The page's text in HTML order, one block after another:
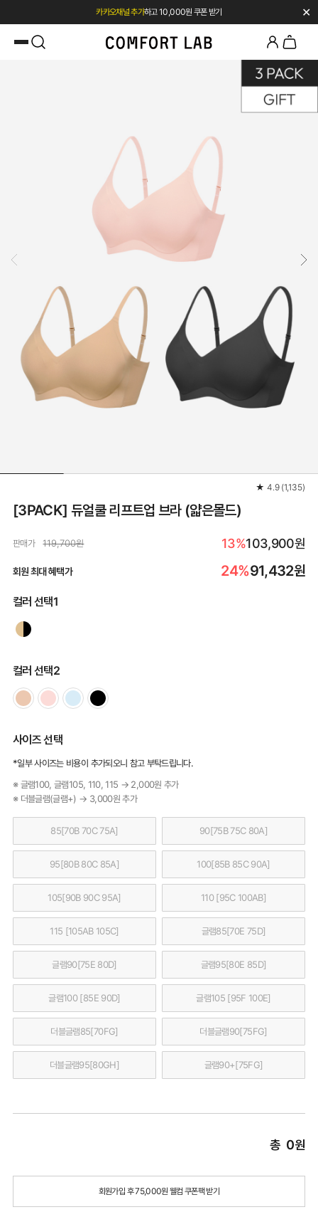
카카오채널 추가하고 10,000원 쿠폰 받기
첫 구매 시 베스트셀러 50% 즉시 할인
✕
★ 4.9 (1,135)
[3PACK] 듀얼쿨 리프트업 브라 (얇은몰드)
판매가 119,700원 13%103,900원
회원 최대 혜택가 24%91,432원
컬러 선택1
컬러 선택2
사이즈 선택
*일부 사이즈는 비용이 추가되오니 참고 부탁드립니다.
※ 글램100, 글램105, 110, 115 → 2,000원 추가
※ 더블글램(글램+) → 3,000원 추가
85[70B 70C 75A] 90[75B 75C 80A]
95[80B 80C 85A] 100[85B 85C 90A]
105[90B 90C 95A] 110 [95C 100AB]
115 [105AB 105C] 글램85[70E 75D]
글램90[75E 80D] 글램95[80E 85D]
글램100 [85E 90D] 글램105 [95F 100E]
더블글램85[70FG] 더블글램90[75FG]
더블글램95[80GH] 글램90+[75FG]
총 0원
회원가입 후 75,000원 웰컴 쿠폰팩 받기